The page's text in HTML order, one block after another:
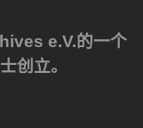
e.V.的一个
创立。